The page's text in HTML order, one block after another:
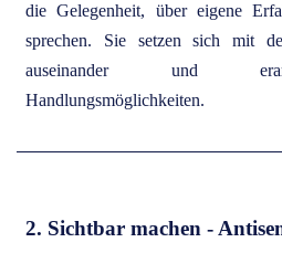
die Gelegenheit, über eigene
sprechen. Sie setzen sich mit
auseinander und
Handlungsmöglichkeiten.
2. Sichtbar machen -